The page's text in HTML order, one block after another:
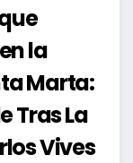
la
Marta:
Tras La
Vives